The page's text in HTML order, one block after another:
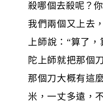
殺哪個去殺呢？
我們兩個又上去
上師說：“算了
陀上師就把那個
那個刀大概有這
米，一丈多遠，